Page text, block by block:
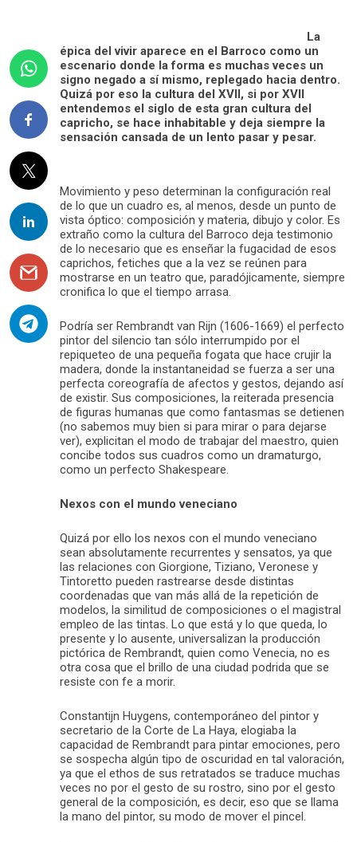
La
épica del vivir aparece en el Barroco como un
escenario donde la forma es muchas veces un
signo negado a sí mismo, replegado hacia dentro.
Quizá por eso la cultura del XVII, si por XVII
entendemos el siglo de esta gran cultura del
capricho, se hace inhabitable y deja siempre la
sensación cansada de un lento pasar y pesar.
Movimiento y peso determinan la configuración real
de lo que un cuadro es, al menos, desde un punto de
vista óptico: composición y materia, dibujo y color. Es
extraño como la cultura del Barroco deja testimonio
de lo necesario que es enseñar la fugacidad de esos
caprichos, fetiches que a la vez se reúnen para
mostrarse en un teatro que, paradójicamente, siempre
cronifica lo que el tiempo arrasa.
Podría ser Rembrandt van Rijn (1606-1669) el perfecto
pintor del silencio tan sólo interrumpido por el
repiqueteo de una pequeña fogata que hace crujir la
madera, donde la instantaneidad se fuerza a ser una
perfecta coreografía de afectos y gestos, dejando así
de existir. Sus composiciones, la reiterada presencia
de figuras humanas que como fantasmas se detienen
(no sabemos muy bien si para mirar o para dejarse
ver), explicitan el modo de trabajar del maestro, quien
concibe todos sus cuadros como un dramaturgo,
como un perfecto Shakespeare.
Nexos con el mundo veneciano
Quizá por ello los nexos con el mundo veneciano
sean absolutamente recurrentes y sensatos, ya que
las relaciones con Giorgione, Tiziano, Veronese y
Tintoretto pueden rastrearse desde distintas
coordenadas que van más allá de la repetición de
modelos, la similitud de composiciones o el magistral
empleo de las tintas. Lo que está y lo que queda, lo
presente y lo ausente, universalizan la producción
pictórica de Rembrandt, quien como Venecia, no es
otra cosa que el brillo de una ciudad podrida que se
resiste con fe a morir.
Constantijn Huygens, contemporáneo del pintor y
secretario de la Corte de La Haya, elogiaba la
capacidad de Rembrandt para pintar emociones, pero
se sospecha algún tipo de oscuridad en tal valoración,
ya que el ethos de sus retratados se traduce muchas
veces no por el gesto de su rostro, sino por el gesto
general de la composición, es decir, eso que se llama
la mano del pintor, su modo de mover el pincel.